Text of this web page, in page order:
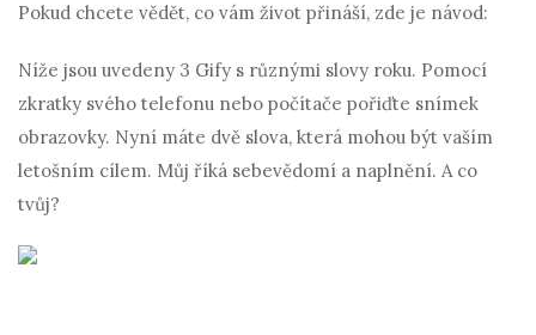
Pokud chcete vědět, co vám život přináší, zde je návod:
Níže jsou uvedeny 3 Gify s různými slovy roku. Pomocí
zkratky svého telefonu nebo počítače pořiďte snímek
obrazovky. Nyní máte dvě slova, která mohou být vaším
letošním cílem. Můj říká sebevědomí a naplnění. A co
tvůj?